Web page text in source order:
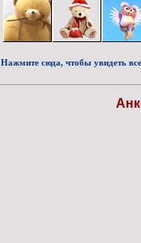
Нажмите сюда, чтобы увидеть